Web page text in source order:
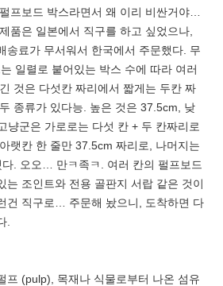
프보드 박스라면서 왜 이리 비싼거야…
품은 일본에서 직구를 하고 싶었으나,
송료가 무서워서 한국에서 주문했다. 무
일렬로 붙어있는 박스 수에 따라 여러
것은 다섯칸 짜리에서 짧게는 두칸 짜
종류가 있다능. 높은 것은 37.5cm, 낮
냥군은 가로로는 다섯 칸 + 두 칸짜리로
랫칸 한 줄만 37.5cm 짜리로, 나머지는
. 오오… 만ㅋ족ㅋ. 여러 칸의 펄프보드
는 조인트와 전용 골판지 서랍 같은 것이
건 직구로… 주문해 놨으니, 도착하면 다
.
프 (pulp), 목재나 식물로부터 나온 섬유